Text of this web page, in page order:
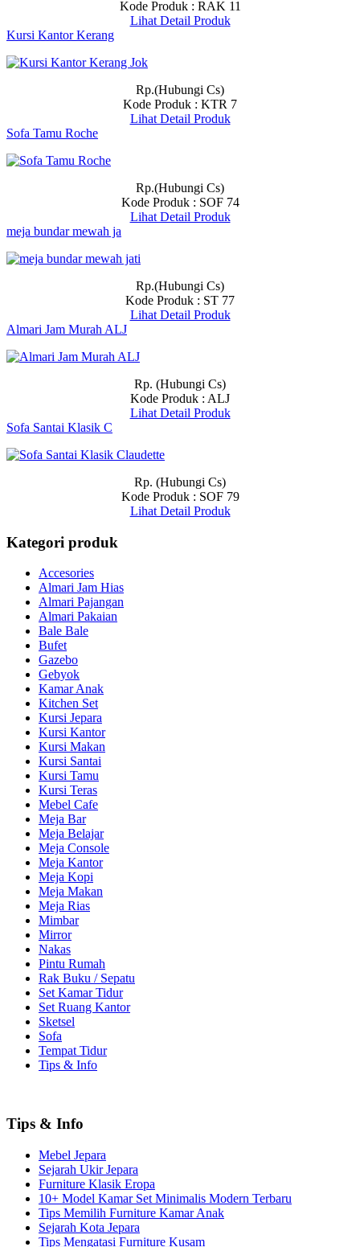
Kode Produk : RAK 11
Lihat Detail Produk
Kursi Kantor Kerang
Rp.(Hubungi Cs)
Kode Produk : KTR 7
Lihat Detail Produk
Sofa Tamu Roche
Rp.(Hubungi Cs)
Kode Produk : SOF 74
Lihat Detail Produk
meja bundar mewah ja
Rp.(Hubungi Cs)
Kode Produk : ST 77
Lihat Detail Produk
Almari Jam Murah ALJ
Rp. (Hubungi Cs)
Kode Produk : ALJ
Lihat Detail Produk
Sofa Santai Klasik C
Rp. (Hubungi Cs)
Kode Produk : SOF 79
Lihat Detail Produk
Kategori produk
Accesories
Almari Jam Hias
Almari Pajangan
Almari Pakaian
Bale Bale
Bufet
Gazebo
Gebyok
Kamar Anak
Kitchen Set
Kursi Jepara
Kursi Kantor
Kursi Makan
Kursi Santai
Kursi Tamu
Kursi Teras
Mebel Cafe
Meja Bar
Meja Belajar
Meja Console
Meja Kantor
Meja Kopi
Meja Makan
Meja Rias
Mimbar
Mirror
Nakas
Pintu Rumah
Rak Buku / Sepatu
Set Kamar Tidur
Set Ruang Kantor
Sketsel
Sofa
Tempat Tidur
Tips & Info
Tips & Info
Mebel Jepara
Sejarah Ukir Jepara
Furniture Klasik Eropa
10+ Model Kamar Set Minimalis Modern Terbaru
Tips Memilih Furniture Kamar Anak
Sejarah Kota Jepara
Tips Mengatasi Furniture Kusam